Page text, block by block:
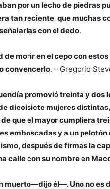
por un lecho de piedras
tan reciente, que muchas
con el dedo.
morir en el cepo con
convencerlo. – Gregorio
promovió treinta y dos
diecisiete mujeres
que el mayor cumpliera
emboscadas y a un
después de firmas la
calle con su nombre en
muerto—dijo él—. Uno no es